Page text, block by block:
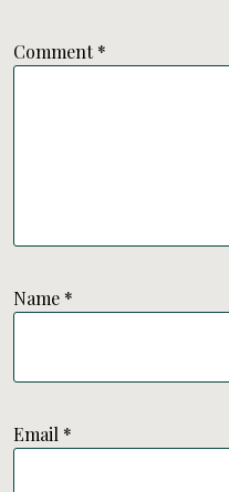
Comment*
Name *
Email *